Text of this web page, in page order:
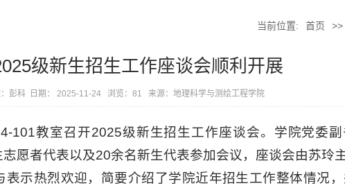
当前位置: 首页 >>
级新生招生工作座谈会顺利开展
彭科 日期： 2025-11-24 浏览： 81 来源：地理科学与测绘工程学院
101教室召开2025级新生招生工作座谈会。学院党委
愿者代表以及20余名新生代表参加会议，座谈会由苏玲主
表示热烈欢迎，简要介绍了学院近年招生工作整体情况